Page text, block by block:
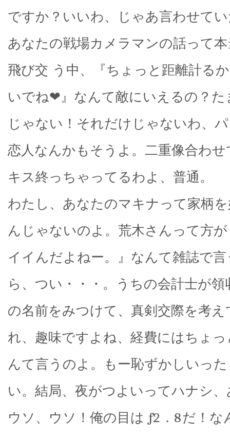
ですか？いいわ、じゃあ言わせて
あなたの戦場カメラマンの話って
飛び交 う中、『ちょっと距離計る
いでね❤』なんて敵にいえるの？
じゃない！それだけじゃないわ、
恋人なんかもそうよ。二重像合わ
キス終っちゃってるわよ、普通。
わたし、あなたのマキナって家柄
んじゃないのよ。荒木さんって方
イイんだよねー。』なんて雑誌で
ら、つい・・・。うちの会計士が
の名前をみつけて、真剣交際を考
れ、趣味ですよね、経費にはちょ
んて言うのよ。もー恥ずかしいっ
い。結局、夜がつよいってハナシ
ウソ、ウソ！俺の目は f2．8だ！な